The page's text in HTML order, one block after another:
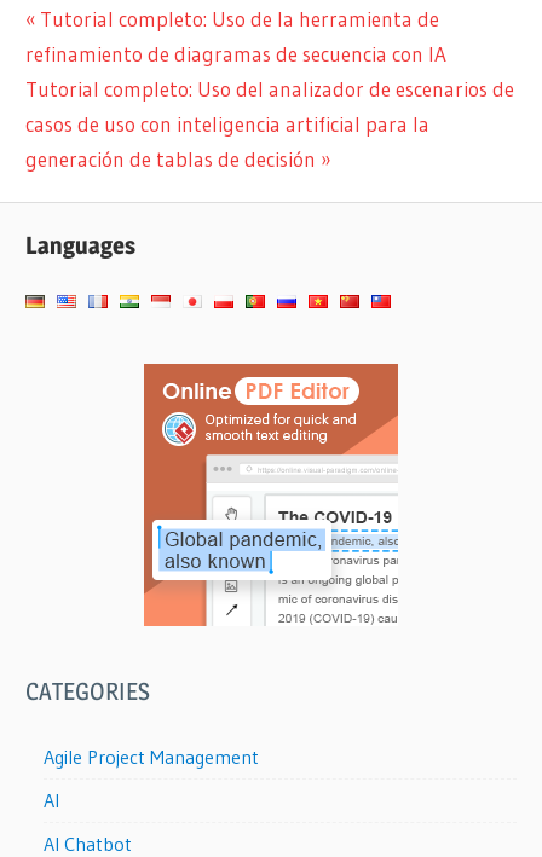
Navegación
de
entradas
Entrada
anterior:
Tutorial completo: Uso de la herramienta de
refinamiento de diagramas de secuencia con IA
Siguiente
entrada:
Tutorial completo: Uso del analizador de escenarios de
casos de uso con inteligencia artificial para la
generación de tablas de decisión
Languages
CATEGORIES
Agile Project Management
AI
AI Chatbot